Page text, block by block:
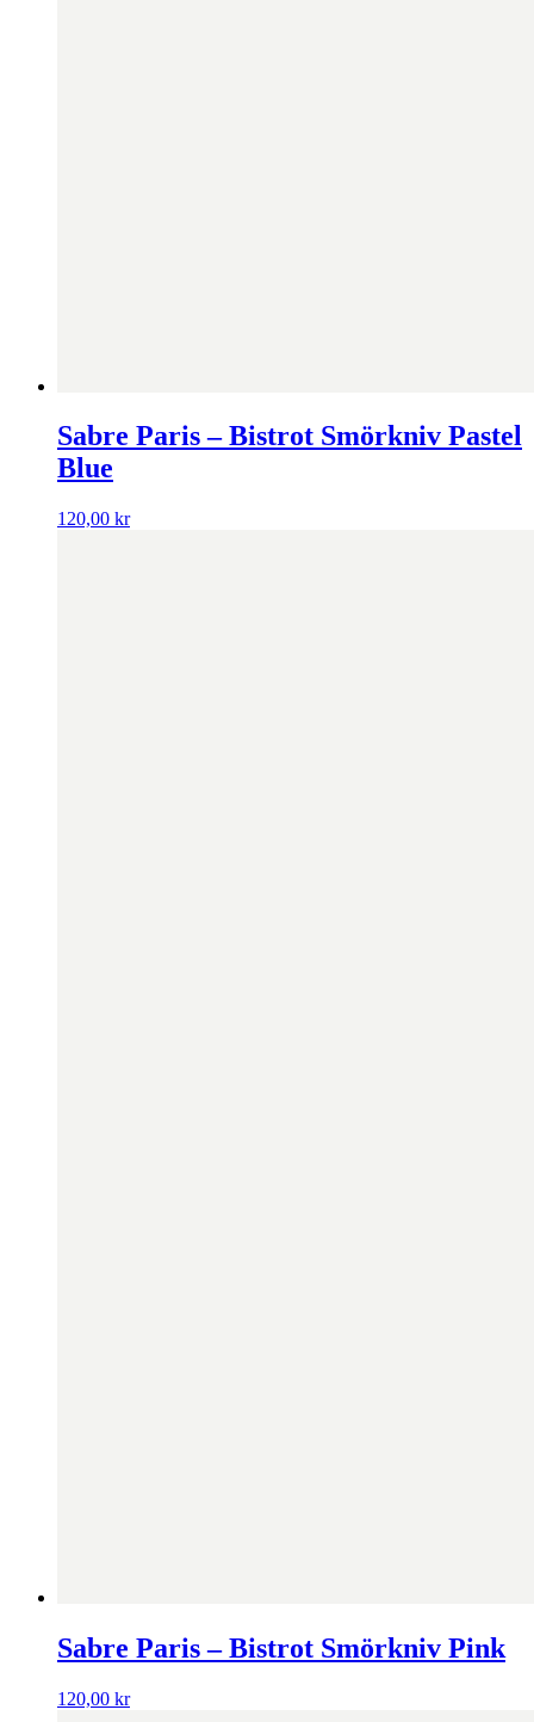
Sabre Paris – Bistrot Smörkniv Pastel
Blue
120,00 kr
Sabre Paris – Bistrot Smörkniv Pink
120,00 kr